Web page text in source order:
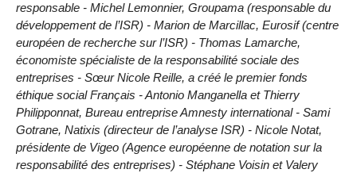
responsable - Michel Lemonnier, Groupama (responsable du
développement de l’ISR) - Marion de Marcillac, Eurosif (centre
européen de recherche sur l’ISR) - Thomas Lamarche,
économiste spécialiste de la responsabilité sociale des
entreprises - Sœur Nicole Reille, a créé le premier fonds
éthique social Français - Antonio Manganella et Thierry
Philipponnat, Bureau entreprise Amnesty international - Sami
Gotrane, Natixis (directeur de l’analyse ISR) - Nicole Notat,
présidente de Vigeo (Agence européenne de notation sur la
responsabilité des entreprises) - Stéphane Voisin et Valery